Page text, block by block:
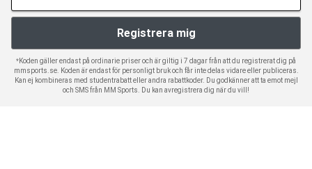
*Koden gäller endast på ordinarie priser och är giltig i 7 dagar från att du registrerat dig på
mmsports.se. Koden är endast för personligt bruk och får inte delas vidare eller publiceras.
Kan ej kombineras med studentrabatt eller andra rabattkoder. Du godkänner att ta emot mejl
och SMS från MM Sports. Du kan avregistrera dig när du vill!